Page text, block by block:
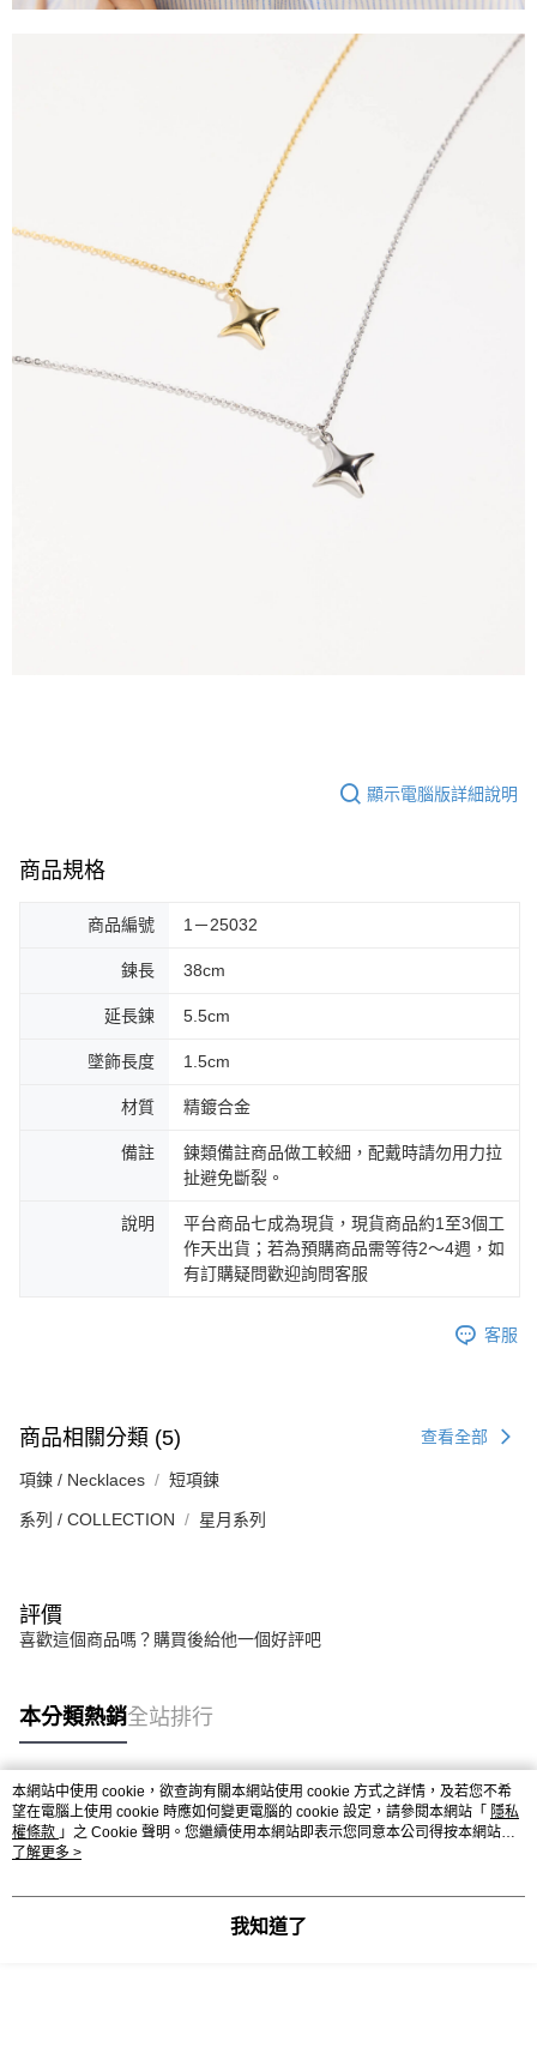
顯示電腦版詳細說明
商品規格
商品編號 1－25032
鍊長 38cm
延長鍊 5.5cm
墜飾長度 1.5cm
材質 精鍍合金
備註
鍊類備註商品做工較細，配戴時請勿用力拉
扯避免斷裂。
說明
平台商品七成為現貨，現貨商品約1至3個工
作天出貨；若為預購商品需等待2～4週，如
有訂購疑問歡迎詢問客服
客服
商品相關分類 (5) 查看全部
項鍊 / Necklaces 短項鍊
系列 / COLLECTION 星月系列
評價
喜歡這個商品嗎？購買後給他一個好評吧
本分類熱銷全站排行
熱門標籤
本網站中使用 cookie，欲查詢有關本網站使用 cookie 方式之詳情，及若您不希
望在電腦上使用 cookie 時應如何變更電腦的 cookie 設定，請參閱本網站「 隱私
權條款 」之 Cookie 聲明。您繼續使用本網站即表示您同意本公司得按本網站使
用條款之 Cookie 聲明使用 cookie。
了解更多 >
我知道了